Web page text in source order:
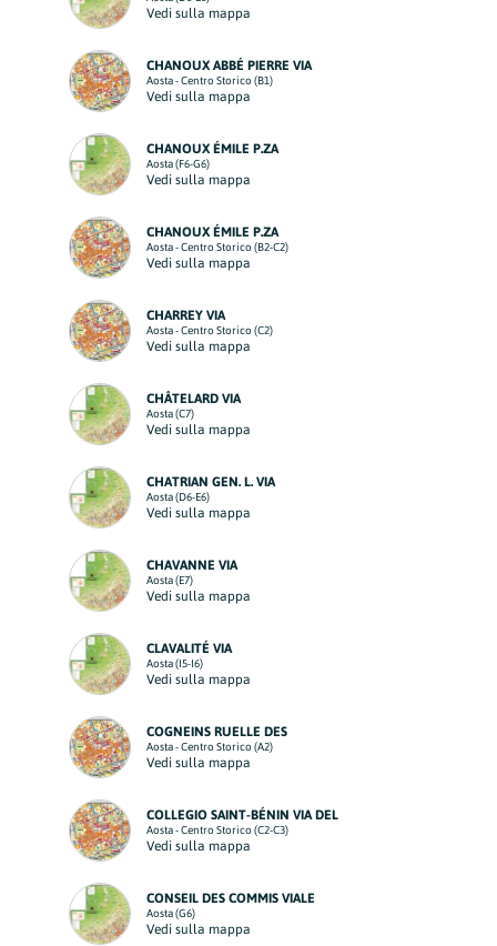
Vedi sulla mappa
CHANOUX ABBÉ PIERRE VIA
Aosta - Centro Storico (B1)
Vedi sulla mappa
CHANOUX ÉMILE P.ZA
Aosta (F6-G6)
Vedi sulla mappa
CHANOUX ÉMILE P.ZA
Aosta - Centro Storico (B2-C2)
Vedi sulla mappa
CHARREY VIA
Aosta - Centro Storico (C2)
Vedi sulla mappa
CHÂTELARD VIA
Aosta (C7)
Vedi sulla mappa
CHATRIAN GEN. L. VIA
Aosta (D6-E6)
Vedi sulla mappa
CHAVANNE VIA
Aosta (E7)
Vedi sulla mappa
CLAVALITÉ VIA
Aosta (I5-I6)
Vedi sulla mappa
COGNEINS RUELLE DES
Aosta - Centro Storico (A2)
Vedi sulla mappa
COLLEGIO SAINT-BÉNIN VIA DEL
Aosta - Centro Storico (C2-C3)
Vedi sulla mappa
CONSEIL DES COMMIS VIALE
Aosta (G6)
Vedi sulla mappa